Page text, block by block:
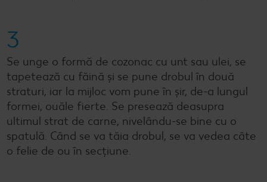
3
Se unge o formă de cozonac cu unt sau ulei, se
tapetează cu făină și se pune drobul în două
straturi, iar la mijloc vom pune în șir, de-a lungul
formei, ouăle fierte. Se presează deasupra
ultimul strat de carne, nivelându-se bine cu o
spatulă. Când se va tăia drobul, se va vedea câte
o felie de ou în secțiune.